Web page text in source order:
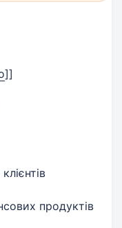
]]
продуктів